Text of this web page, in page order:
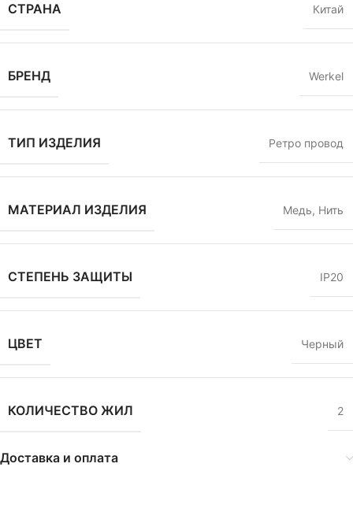
СТРАНА
Китай
БРЕНД Werkel
ТИП ИЗДЕЛИЯ Ретро провод
МАТЕРИАЛ ИЗДЕЛИЯ Медь, Нить
СТЕПЕНЬ ЗАЩИТЫ IP20
ЦВЕТ Черный
КОЛИЧЕСТВО ЖИЛ 2
Доставка и оплата